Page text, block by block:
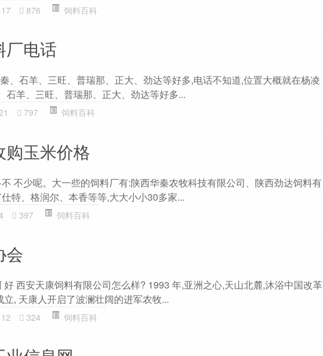
17 876 饲料百科
厂电话
、石羊、三旺、普瑞那、正大、劲达等好多,电话不知道,位置大概就在杨凌
石羊、三旺、普瑞那、正大、劲达等好多...
797 饲料百科
玉米价格
不少呢。大一些的饲料厂有:陕西华秦农牧科技有限公司、陕西劲达饲料有
特、格润尔、本香等等,大大小小30多家...
397 饲料百科
会
西安天康饲料有限公司怎么样? 1993 年,亚洲之心,天山北麓,沐浴中国改革
, 天康人开启了波澜壮阔的进军农牧...
12 324 饲料百科